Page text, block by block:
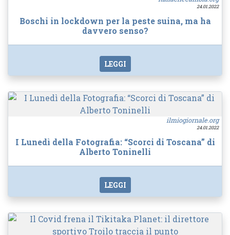
24.01.2022
Boschi in lockdown per la peste suina, ma ha
davvero senso?
LEGGI
ilmiogiornale.org
24.01.2022
I Lunedì della Fotografia: “Scorci di Toscana” di
Alberto Toninelli
LEGGI